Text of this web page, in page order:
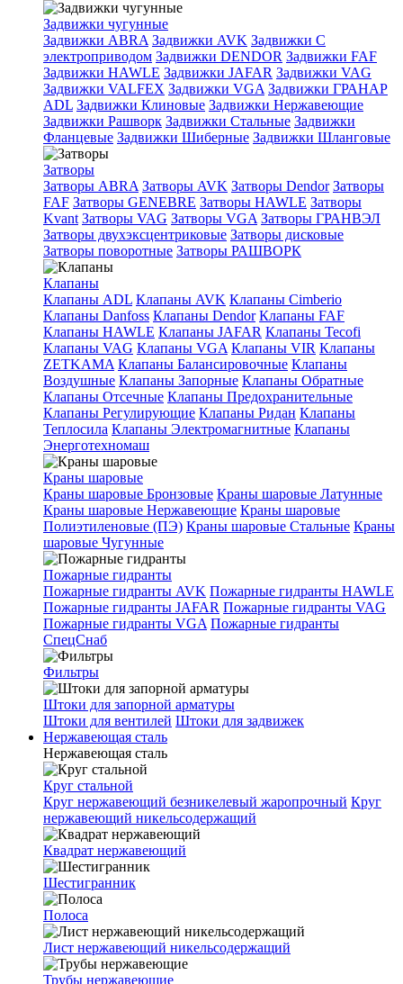
Задвижки чугунные
Задвижки ABRA Задвижки AVK Задвижки C
электроприводом Задвижки DENDOR Задвижки FAF
Задвижки HAWLE Задвижки JAFAR Задвижки VAG
Задвижки VALFEX Задвижки VGA Задвижки ГРАНАР
ADL Задвижки Клиновые Задвижки Нержавеющие
Задвижки Рашворк Задвижки Стальные Задвижки
Фланцевые Задвижки Шиберные Задвижки Шланговые
Затворы
Затворы ABRA Затворы AVK Затворы Dendor Затворы
FAF Затворы GENEBRE Затворы HAWLE Затворы
Kvant Затворы VAG Затворы VGA Затворы ГРАНВЭЛ
Затворы двухэксцентриковые Затворы дисковые
Затворы поворотные Затворы РАШВОРК
Клапаны
Клапаны ADL Клапаны AVK Клапаны Cimberio
Клапаны Danfoss Клапаны Dendor Клапаны FAF
Клапаны HAWLE Клапаны JAFAR Клапаны Tecofi
Клапаны VAG Клапаны VGA Клапаны VIR Клапаны
ZETKAMA Клапаны Балансировочные Клапаны
Воздушные Клапаны Запорные Клапаны Обратные
Клапаны Отсечные Клапаны Предохранительные
Клапаны Регулирующие Клапаны Ридан Клапаны
Теплосила Клапаны Электромагнитные Клапаны
Энерготехномаш
Краны шаровые
Краны шаровые Бронзовые Краны шаровые Латунные
Краны шаровые Нержавеющие Краны шаровые
Полиэтиленовые (ПЭ) Краны шаровые Стальные Краны
шаровые Чугунные
Пожарные гидранты
Пожарные гидранты AVK Пожарные гидранты HAWLE
Пожарные гидранты JAFAR Пожарные гидранты VAG
Пожарные гидранты VGA Пожарные гидранты
СпецСнаб
Фильтры
Штоки для запорной арматуры
Штоки для вентилей Штоки для задвижек
Нержавеющая сталь
Нержавеющая сталь
Круг стальной
Круг нержавеющий безникелевый жаропрочный Круг
нержавеющий никельсодержащий
Квадрат нержавеющий
Шестигранник
Полоса
Лист нержавеющий никельсодержащий
Трубы нержавеющие